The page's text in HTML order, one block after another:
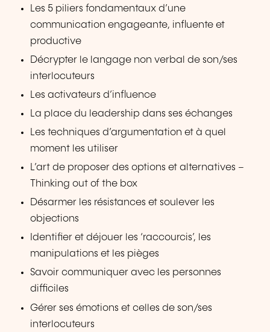
Les 5 piliers fondamentaux d’une
communication engageante, influente et
productive
Décrypter le langage non verbal de son/ses
interlocuteurs
Les activateurs d’influence
La place du leadership dans ses échanges
Les techniques d’argumentation et à quel
moment les utiliser
L’art de proposer des options et alternatives –
Thinking out of the box
Désarmer les résistances et soulever les
objections
Identifier et déjouer les ‘raccourcis’, les
manipulations et les pièges
Savoir communiquer avec les personnes
difficiles
Gérer ses émotions et celles de son/ses
interlocuteurs